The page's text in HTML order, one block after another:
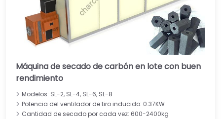
Máquina de secado de carbón en lote con buen
rendimiento
Modelos: SL-2, SL-4, SL-6, SL-8
Potencia del ventilador de tiro inducido: 0.37KW
Cantidad de secado por cada vez: 600-2400kg